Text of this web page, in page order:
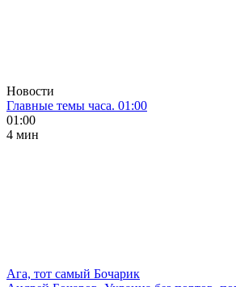
Новости
Главные темы часа. 01:00
01:00
4 мин
Ага, тот самый Бочарик